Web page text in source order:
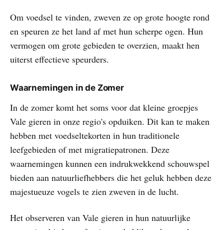
Om voedsel te vinden, zweven ze op grote hoogte rond
en speuren ze het land af met hun scherpe ogen. Hun
vermogen om grote gebieden te overzien, maakt hen
uiterst effectieve speurders.
Waarnemingen in de Zomer
In de zomer komt het soms voor dat kleine groepjes
Vale gieren in onze regio's opduiken. Dit kan te maken
hebben met voedseltekorten in hun traditionele
leefgebieden of met migratiepatronen. Deze
waarnemingen kunnen een indrukwekkend schouwspel
bieden aan natuurliefhebbers die het geluk hebben deze
majestueuze vogels te zien zweven in de lucht.
Het observeren van Vale gieren in hun natuurlijke